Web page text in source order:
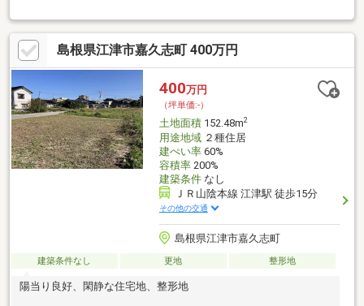
島根県江津市嘉久志町 400万円
400万円
（坪単価:-）
土地面積152.48m2
用途地域２種住居
建ぺい率60%
容積率200%
建築条件なし
ＪＲ山陰本線 江津駅 徒歩15分
その他の交通
島根県江津市嘉久志町
建築条件なし 更地 整形地
陽当り良好、閑静な住宅地、整形地